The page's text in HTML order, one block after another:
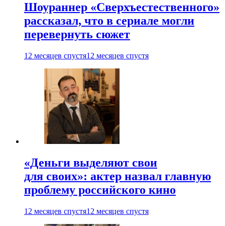
Шоураннер «Сверхъестественного»
рассказал, что в сериале могли
перевернуть сюжет
12 месяцев спустя12 месяцев спустя
«Деньги выделяют свои
для своих»: актер назвал главную
проблему российского кино
12 месяцев спустя12 месяцев спустя